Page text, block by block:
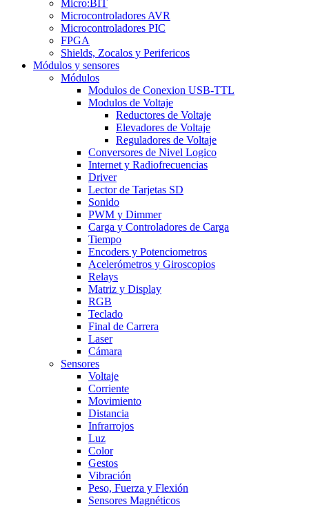
Micro:BIT
Microcontroladores AVR
Microcontroladores PIC
FPGA
Shields, Zocalos y Perifericos
Módulos y sensores
Módulos
Modulos de Conexion USB-TTL
Modulos de Voltaje
Reductores de Voltaje
Elevadores de Voltaje
Reguladores de Voltaje
Conversores de Nivel Logico
Internet y Radiofrecuencias
Driver
Lector de Tarjetas SD
Sonido
PWM y Dimmer
Carga y Controladores de Carga
Tiempo
Encoders y Potenciometros
Acelerómetros y Giroscopios
Relays
Matriz y Display
RGB
Teclado
Final de Carrera
Laser
Cámara
Sensores
Voltaje
Corriente
Movimiento
Distancia
Infrarrojos
Luz
Color
Gestos
Vibración
Peso, Fuerza y Flexión
Sensores Magnéticos